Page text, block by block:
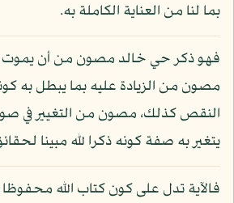
بما لنا من العناية الكاملة به.
فهو ذكر حي خالد مصون من أن يموت
مصون من الزيادة عليه بما يبطل به
النقص كذلك، مصون من التغيير في
يتغير به صفة كونه ذكرا لله مبينا
فالآية تدل على كون كتاب الله